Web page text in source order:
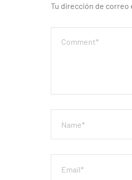
Tu dirección de correo